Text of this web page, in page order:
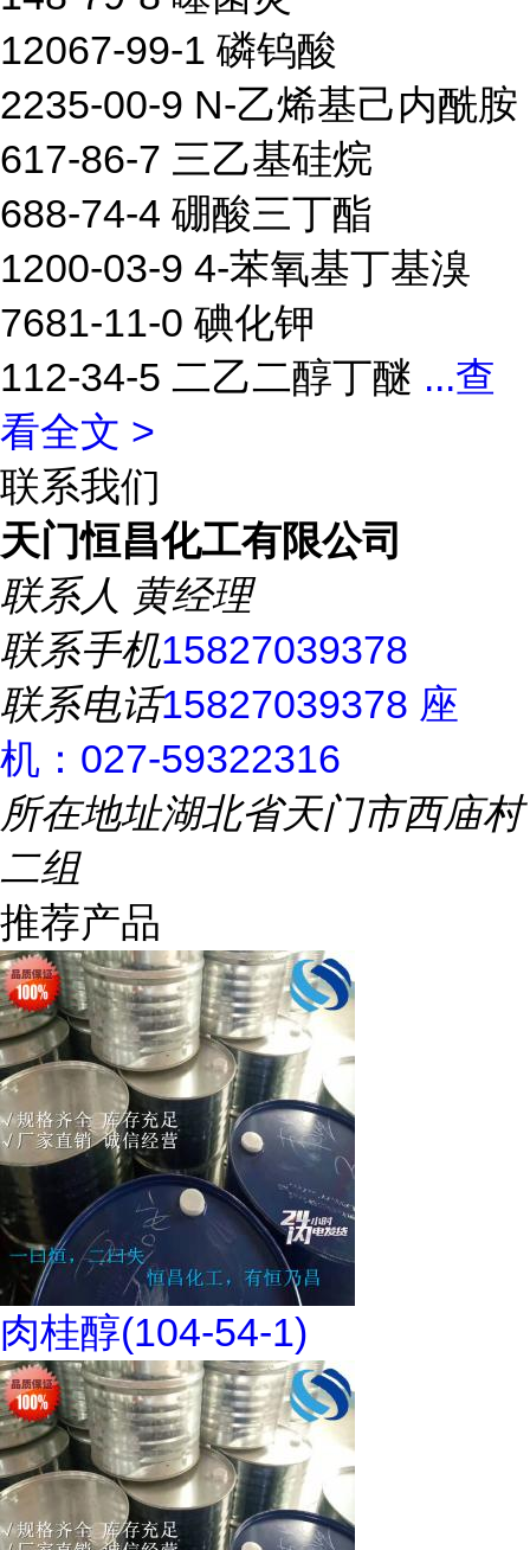
12067-99-1 磷钨酸
2235-00-9 N-乙烯基己内酰胺
617-86-7 三乙基硅烷
688-74-4 硼酸三丁酯
1200-03-9 4-苯氧基丁基溴
7681-11-0 碘化钾
112-34-5 二乙二醇丁醚 ...查
看全文 >
联系我们
天门恒昌化工有限公司
联系人 黄经理
联系手机15827039378
联系电话15827039378 座
机：027-59322316
所在地址湖北省天门市西庙村
二组
推荐产品
肉桂醇(104-54-1)